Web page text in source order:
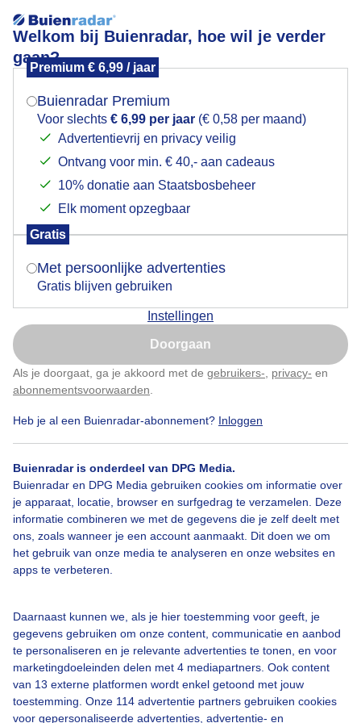
Welkom bij Buienradar, hoe wil je verder
gaan?
Premium € 6,99 / jaar
Buienradar Premium
Voor slechts € 6,99 per jaar (€ 0,58 per maand)
Advertentievrij en privacy veilig
Ontvang voor min. € 40,- aan cadeaus
10% donatie aan Staatsbosbeheer
Elk moment opzegbaar
Gratis
Met persoonlijke advertenties
Gratis blijven gebruiken
Instellingen
Doorgaan
Als je doorgaat, ga je akkoord met de gebruikers- privacy- en
abonnementsvoorwaarden
Heb je al een Buienradar-abonnement? Inloggen
Buienradar is onderdeel van DPG Media.
Buienradar en DPG Media gebruiken cookies om informatie over
je apparaat, locatie, browser en surfgedrag te verzamelen. Deze
informatie combineren we met de gegevens die je zelf deelt met
ons, zoals wanneer je een account aanmaakt. Dit doen we om
het gebruik van onze media te analyseren en onze websites en
apps te verbeteren.
Daarnaast kunnen we, als je hier toestemming voor geeft, je
gegevens gebruiken om onze content, communicatie en aanbod
te personaliseren en je relevante advertenties te tonen, en voor
marketingdoeleinden delen met 4 mediapartners. Ook content
van 13 externe platformen wordt enkel getoond met jouw
toestemming. Onze 114 advertentie partners gebruiken cookies
voor gepersonaliseerde advertenties, advertentie- en
kalfje
Een moment geduld aub...
Populaire categorieën
Lente
Zomer
Over Buienradar
Bedrijfsgegevens
Veelgestelde vragen
Contact
Toegankelijkheid
Buienradar Team
Privacy beleid
Cookie beleid
Privacy instellingen
Mogen we je locatie gebruiken voor het
Indien je hier nog geen akkoord op hebt gegeven,
verschijnt er zo een pop-up uit je browser waarin
Is goed, toon de popup
Nu niet, misschien later
Klik hierom dit aan te passen